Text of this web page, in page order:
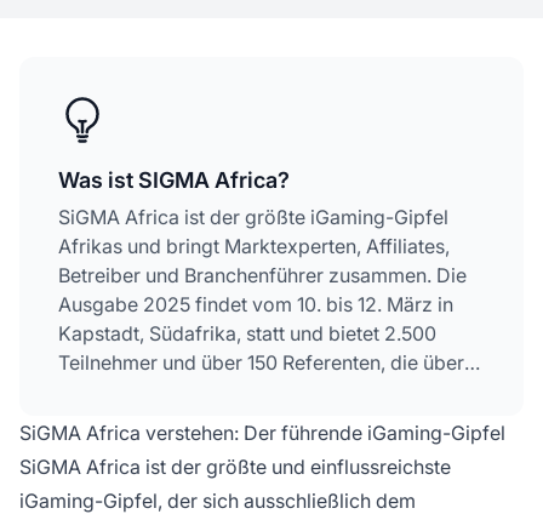
Was ist SIGMA Africa?
SiGMA Africa ist der größte iGaming-Gipfel
Afrikas und bringt Marktexperten, Affiliates,
Betreiber und Branchenführer zusammen. Die
Ausgabe 2025 findet vom 10. bis 12. März in
Kapstadt, Südafrika, statt und bietet 2.500
Teilnehmer und über 150 Referenten, die über
diskutieren.
SiGMA Africa verstehen: Der führende iGaming-Gipfel
SiGMA Africa ist der größte und einflussreichste
iGaming-Gipfel, der sich ausschließlich dem